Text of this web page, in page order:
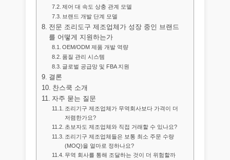
제어 대 속도 상충 관계 모델
브랜드 개발 단계 모델
전문 조리도구 제조업체가 성장 중인 브랜드
를 어떻게 지원하는가
OEM/ODM 제품 개발 역량
품질 관리 시스템
글로벌 공급망 및 FBA 지원
결론
찬스쿡 소개
자주 묻는 질문
조리기구 제조업체가 무역회사보다 가격이 더
저렴한가요?
초보자도 제조업체와 직접 거래할 수 있나요?
조리기구 제조업체들은 보통 최소 주문 수량
(MOQ)을 얼마로 정하나요?
무역 회사를 통해 조달하는 것이 더 위험할까